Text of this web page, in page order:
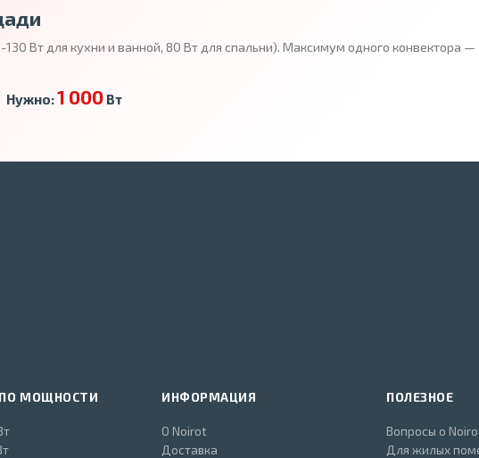
Вт для кухни и ванной, 80 Вт для спальни). Максимум одного конвектора
Нужно:1 000Вт
ПО МОЩНОСТИ ИНФОРМАЦИЯ
О Noirot
Доставка
ПОЛЕЗНОЕ
Вопросы о
Для жилых